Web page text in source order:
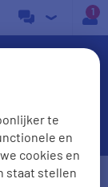
te
en
cookies en
staat stellen
a